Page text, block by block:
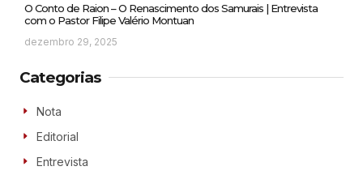
O Conto de Raion – O Renascimento dos Samurais | Entrevista
com o Pastor Filipe Valério Montuan
dezembro 29, 2025
Categorias
Nota
Editorial
Entrevista